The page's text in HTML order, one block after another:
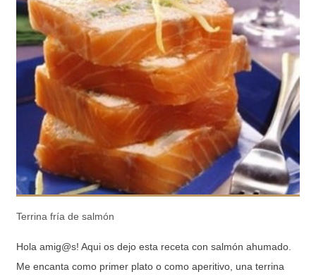
Terrina fría de salmón
Hola amig@s! Aqui os dejo esta receta con salmón ahumado.
Me encanta como primer plato o como aperitivo, una terrina